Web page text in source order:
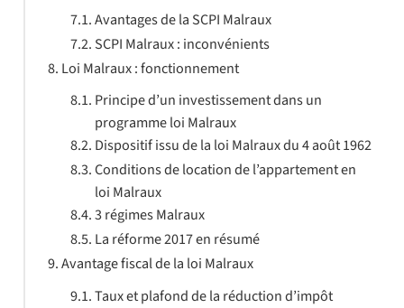
Avantages de la SCPI Malraux
SCPI Malraux : inconvénients
Loi Malraux : fonctionnement
Principe d’un investissement dans un
programme loi Malraux
Dispositif issu de la loi Malraux du 4 août 1962
Conditions de location de l’appartement en
loi Malraux
3 régimes Malraux
La réforme 2017 en résumé
Avantage fiscal de la loi Malraux
Taux et plafond de la réduction d’impôt